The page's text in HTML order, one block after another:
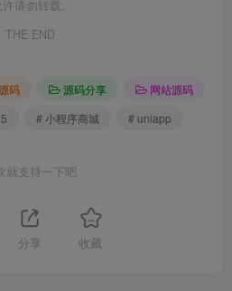
请勿转载。
THE END
码 源码分享
网站源码
# 小程序商城 # uniapp
就支持一下吧
分享 收藏